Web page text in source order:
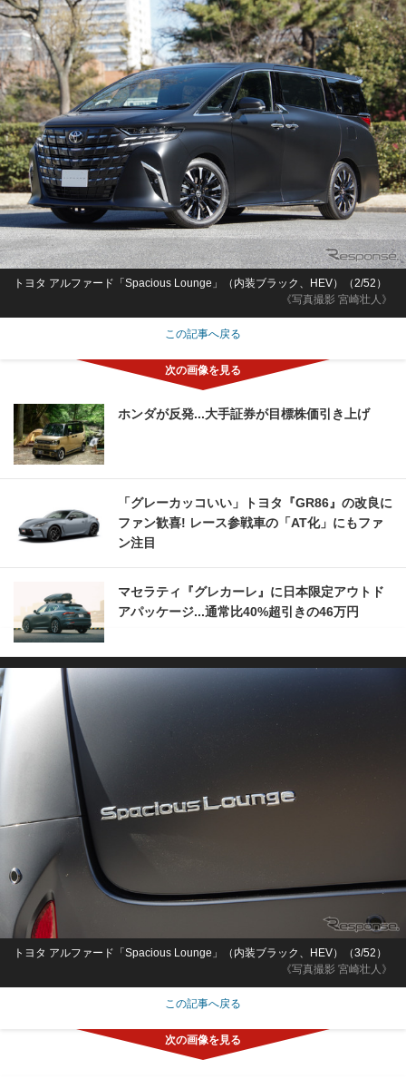
《写真撮影 宮崎壮人》
トヨタ アルファード「Spacious Lounge」（内装ブラック、HEV）（2/52）
この記事へ戻る
ホンダが反発...大手証券が目標株価引き上げ
「グレーカッコいい」トヨタ『GR86』の改良に
ファン歓喜! レース参戦車の「AT化」にもファ
ン注目
マセラティ『グレカーレ』に日本限定アウトド
アパッケージ...通常比40%超引きの46万円
《写真撮影 宮崎壮人》
トヨタ アルファード「Spacious Lounge」（内装ブラック、HEV）（3/52）
この記事へ戻る